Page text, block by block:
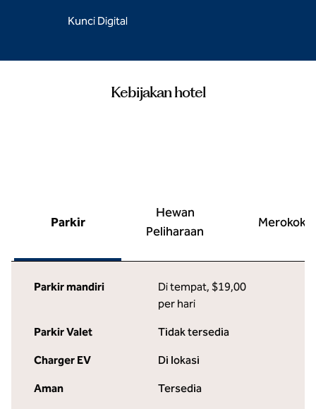
Kunci Digital
Kebijakan hotel
Parkir
Hewan
Peliharaan
Merokok
Parkir mandiri Di tempat, $19,00
per hari
Parkir Valet Tidak tersedia
Charger EV Di lokasi
Aman Tersedia